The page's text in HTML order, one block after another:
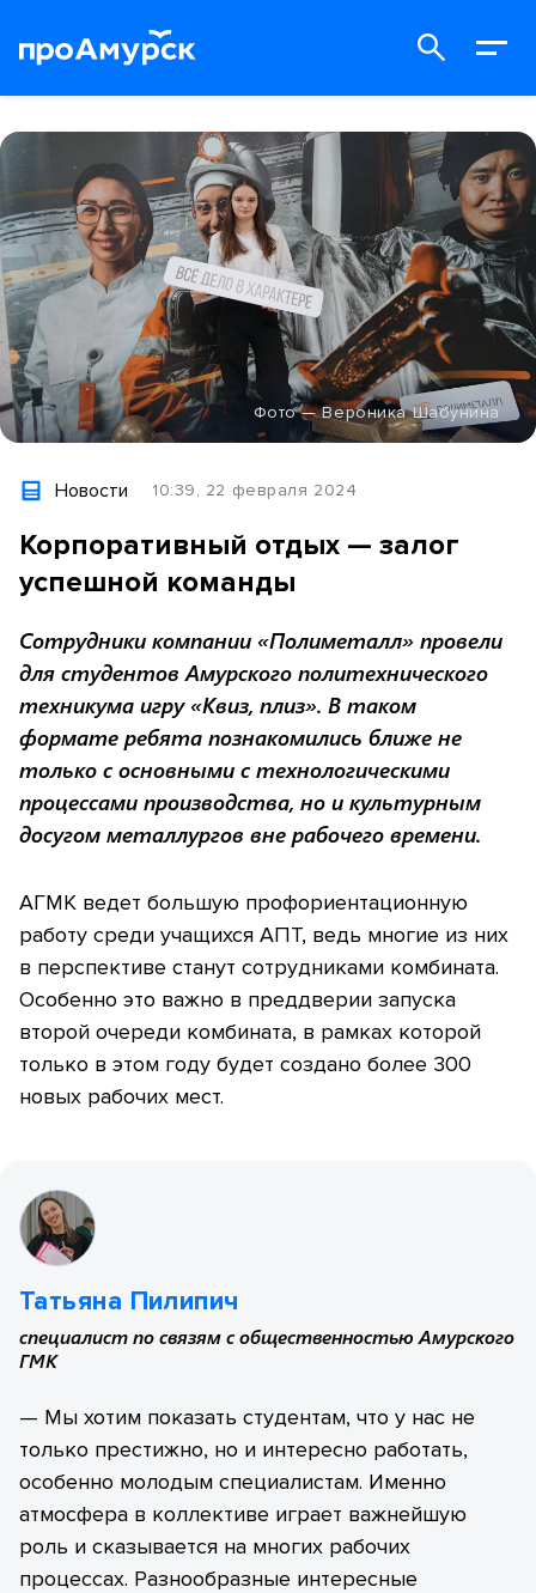
Фото — Вероника Шабунина
Новости 10:39, 22 февраля 2024
Корпоративный отдых — залог
успешной команды
Сотрудники компании «Полиметалл» провели
для студентов Амурского политехнического
техникума игру «Квиз, плиз». В таком
формате ребята познакомились ближе не
только с основными с технологическими
процессами производства, но и культурным
досугом металлургов вне рабочего времени.
АГМК ведет большую профориентационную
работу среди учащихся АПТ, ведь многие из них
в перспективе станут сотрудниками комбината.
Особенно это важно в преддверии запуска
второй очереди комбината, в рамках которой
только в этом году будет создано более 300
новых рабочих мест.
Татьяна Пилипич
специалист по связям с общественностью Амурского
ГМК
— Мы хотим показать студентам, что у нас не
только престижно, но и интересно работать,
особенно молодым специалистам. Именно
атмосфера в коллективе играет важнейшую
роль и сказывается на многих рабочих
процессах. Разнообразные интересные